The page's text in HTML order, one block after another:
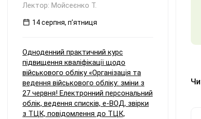
Лектор: Мойсеєнко Т.
14 серпня, пʼятниця
Одноденний практичний курс
підвищення кваліфікації щодо
військового обліку «Організація та
ведення військового обліку: зміни з
27 червня! Електронний персональний
облік, ведення списків, е-ВОД, звірки
з ТЦК, повідомлення до ТЦК,